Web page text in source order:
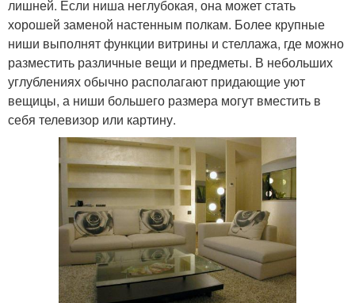
лишней. Если ниша неглубокая, она может стать
хорошей заменой настенным полкам. Более крупные
ниши выполнят функции витрины и стеллажа, где можно
разместить различные вещи и предметы. В небольших
углублениях обычно располагают придающие уют
вещицы, а ниши большего размера могут вместить в
себя телевизор или картину.